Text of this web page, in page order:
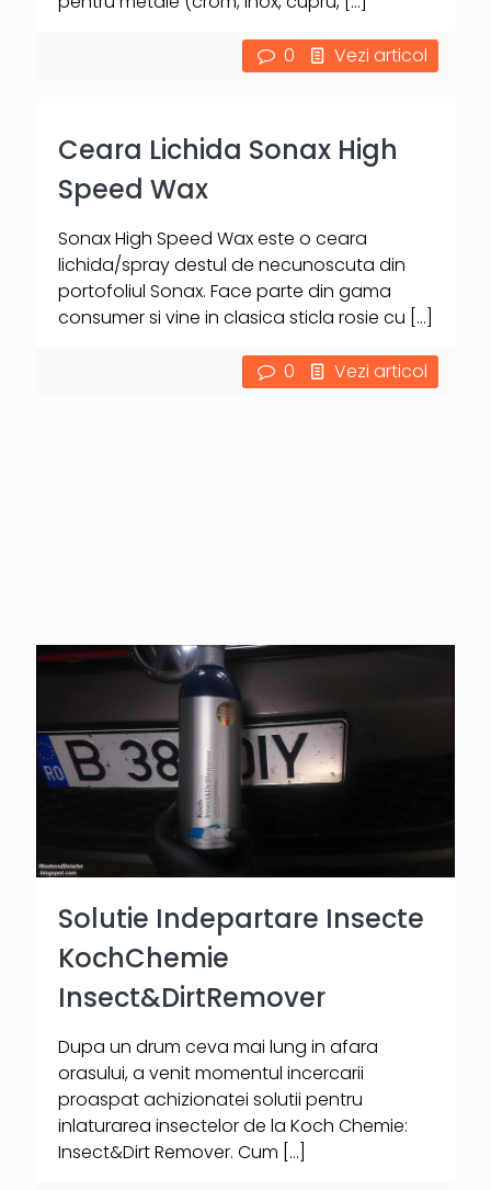
0 Vezi articol
Ceara Lichida Sonax High
Speed Wax
Sonax High Speed Wax este o ceara
lichida/spray destul de necunoscuta din
portofoliul Sonax. Face parte din gama
consumer si vine in clasica sticla rosie cu […]
0 Vezi articol
Solutie Indepartare Insecte
KochChemie
Insect&DirtRemover
Dupa un drum ceva mai lung in afara
orasului, a venit momentul incercarii
proaspat achizionatei solutii pentru
inlaturarea insectelor de la Koch Chemie:
Insect&Dirt Remover. Cum […]